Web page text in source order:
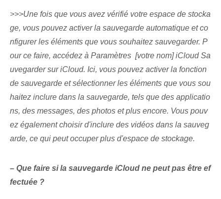
>>>Une fois que vous avez vérifié votre espace de stocka
ge, vous pouvez activer la sauvegarde automatique et co
nfigurer les éléments que vous souhaitez sauvegarder. P
our ce faire, accédez à Paramètres ⁤ [votre nom] iCloud Sa
uvegarder sur iCloud. Ici, vous pouvez ‌activer la fonction
de sauvegarde ⁣et sélectionner les ⁣éléments⁣ que vous sou
haitez ⁤inclure dans la sauvegarde, tels que des applicatio
ns, des messages, des photos et plus encore. Vous pouv
ez également choisir d'inclure des vidéos dans la sauveg
arde⁣, ce qui peut occuper plus d'espace de stockage.
– Que faire si la sauvegarde iCloud ne peut pas être ef
fectuée ?